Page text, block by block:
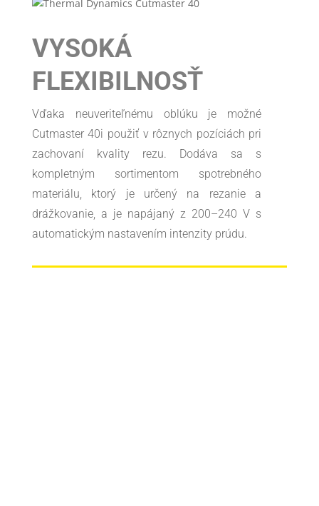
VYSOKÁ
FLEXIBILNOSŤ
Vďaka neuveriteľnému oblúku je možné
Cutmaster 40i použiť v rôznych pozíciách pri
zachovaní kvality rezu. Dodáva sa s
kompletným sortimentom spotrebného
materiálu, ktorý je určený na rezanie a
drážkovanie, a je napájaný z 200–240 V s
automatickým nastavením intenzity prúdu.